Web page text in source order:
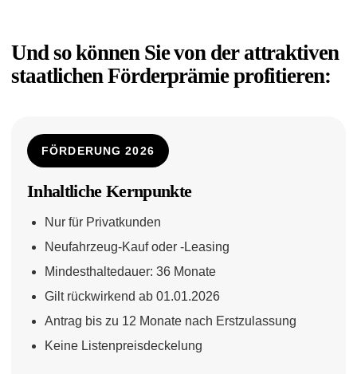
Und so können Sie von der attraktiven
staatlichen Förderprämie profitieren:
FÖRDERUNG 2026
Inhaltliche Kernpunkte
Nur für Privatkunden
Neufahrzeug-Kauf oder -Leasing
Mindesthaltedauer: 36 Monate
Gilt rückwirkend ab 01.01.2026
Antrag bis zu 12 Monate nach Erstzulassung
Keine Listenpreisdeckelung